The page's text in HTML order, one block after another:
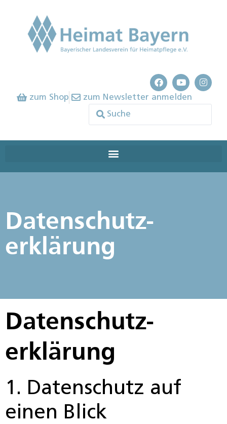
zum Shop zum Newsletter anmelden
Datenschutz­
erklärung
Datenschutz­
erklärung
1. Datenschutz auf
einen Blick